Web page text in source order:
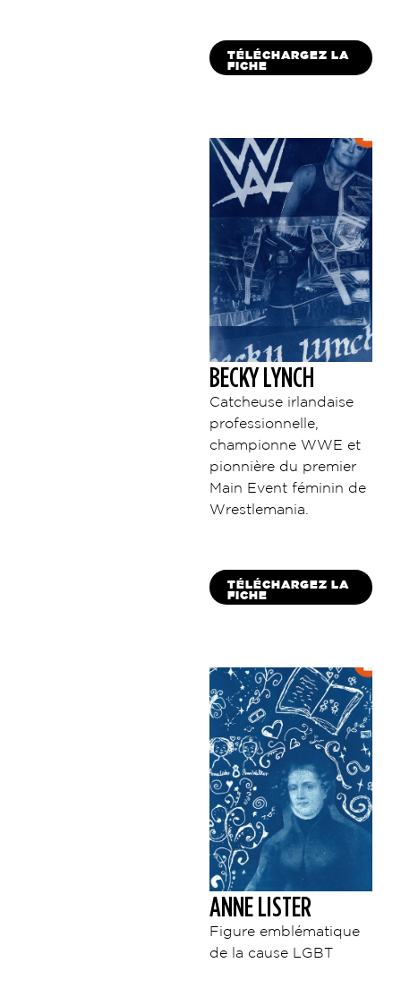
TÉLÉCHARGEZ LA
FICHE
BECKY LYNCH
Catcheuse irlandaise
professionnelle,
championne WWE et
pionnière du premier
Main Event féminin de
Wrestlemania.
TÉLÉCHARGEZ LA
FICHE
ANNE LISTER
Figure emblématique
de la cause LGBT